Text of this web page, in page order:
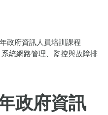
政府資訊人員培訓課程
系統網路管理、監控與故障排
政府資訊